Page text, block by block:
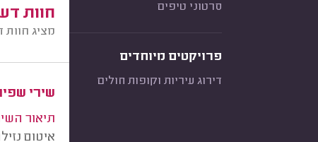
סרטוני טיפים
פרויקטים מיוחדים
דירוג עיריות וקופות חולים
חוות
מציג חוות
שירי
תיאור
איטום